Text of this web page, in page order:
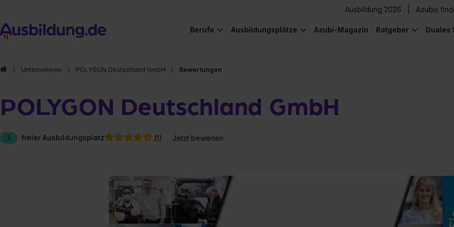
Ausbildung 2026 Azubis
Berufe Ausbildungsplätze Azubi-Magazin Ratgeber Duales
Unternehmen POLYGON Deutschland GmbH Bewertungen
POLYGON Deutschland GmbH
1 freier Ausbildungsplatz (1) Jetzt bewerten
Hier gibt es (eigentlich) was Cooles zu sehen!
Hier gibt es (eigentlich) was Cooles zu sehen!
Hier gibt es (eigentlich) was Cooles zu sehen!
Hier gibt es (eigentlich) was Cooles zu sehen!